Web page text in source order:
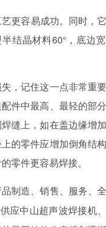
更容易成功。同时，
结晶材料60°，底边
，记住这一点非常重
件中最高、最轻的部
缝上，如在盖边缘增
的零件应增加倒角结
零件更容易焊接。
品制造、销售、服务、
应中山超声波焊接机